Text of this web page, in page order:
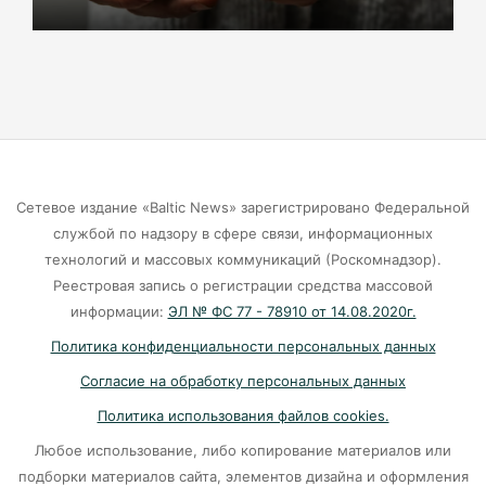
Маркса гибнут липы
подталкивает к депрессии
Калининград и Москва объединяются ради
07-08-2026
Убийцу участника СВО в Балтийске посадили
Сетевое издание «Baltic News» зарегистрировано Федеральной
службой по надзору в сфере связи, информационных
технологий и массовых коммуникаций (Роскомнадзор).
Реестровая запись о регистрации средства массовой
информации: ЭЛ № ФС 77 - 78910 от 14.08.2020г.
Политика конфиденциальности персональных данных
Согласие на обработку персональных данных
Политика использования файлов cookies.
Любое использование, либо копирование материалов или
подборки материалов сайта, элементов дизайна и оформления